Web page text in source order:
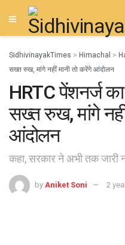
SidhivinayakTimes > Himachal >
सख्त रुख, मांगे नहीं मानी तो करेंगे आंदोलन
HRTC पेंशनर्ज
सख्त रुख, मांगे
आंदोलन
कहा, सरकार ने अभी तक जारी
by Aniket Soni 2